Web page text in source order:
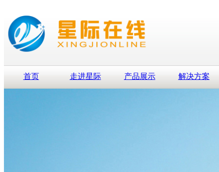
首页 走进星际 产品展示 解决方案